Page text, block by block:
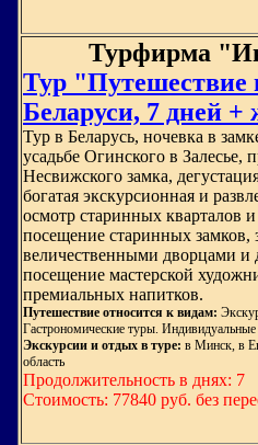
Турфирма
Тур "Путешествие
Беларуси, 7 дней
Тур в Беларусь, ночевка в
усадьбе Огинского в Залесье,
Несвижского замка,
богатая экскурсионная и
осмотр старинных кварталов
посещение старинных замков,
величественными дворцами и
посещение мастерской
премиальных напитков.
Путешествие относится к видам:
Гастрономические туры.
Экскурсии и отдых в туре: в Минск, в
область
Продолжительность в днях: 7
Стоимость: 77840 руб. без